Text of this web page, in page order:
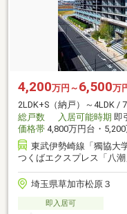
4,200万円～ 6,500万
2LDK+S（納戸）～4LDK /
総戸数 入居可能時期 即
価格帯 4,800万円台・5,200
東武伊勢崎線「獨協大
つくばエクスプレス「八
埼玉県草加市松原３
即入居可